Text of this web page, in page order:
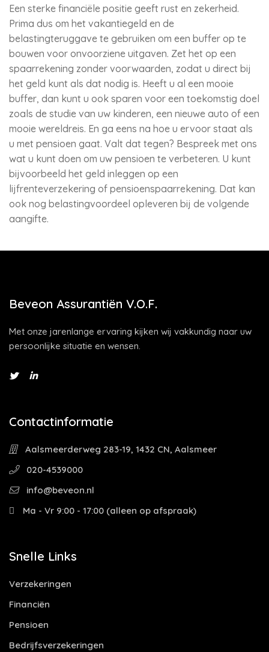
Een sterke financiële positie geeft rust en zekerheid.
Prima dus om het vakantiegeld en de
belastingteruggave te gebruiken om een buffer op te
bouwen voor onvoorziene uitgaven. Zet het op een
spaarrekening zonder voorwaarden, zodat u direct bij
het geld kunt als dat nodig is. Heeft u al een mooie
buffer, dan kunt u ook sparen voor een toekomstig doel
zoals de studie van uw kinderen, een nieuwe auto of een
mooie wereldreis. En ga eens na hoe u ervoor staat als
u met pensioen gaat. Valt dat tegen? Bespreek met ons
wat u kunt doen om uw pensioen te verbeteren. U kunt
bijvoorbeeld het geld inleggen op een
lijfrenteverzekering of pensioenspaarrekening. Dat kan
ook nog belastingvoordeel opleveren bij de volgende
aangifte.
Beveon Assurantiën V.O.F.
Met onze jarenlange ervaring kijken wij vakkundig naar uw
persoonlijke situatie en wensen.
Contactinformatie
Aalsmeerderweg 283-19, 1432 CN, Aalsmeer
020-4539000
info@beveon.nl
Ma - Vr 9:00 - 17:00 (alleen op afspraak)
Snelle Links
Verzekeringen
Financiën
Pensioen
Bedrijfsverzekeringen